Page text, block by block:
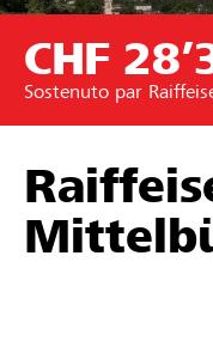
Sostenere
Aiuto &
Partner /
Trova progetti e
CHF
Sostenuto par